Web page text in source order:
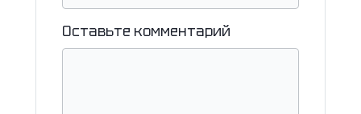
Оставьте комментарий